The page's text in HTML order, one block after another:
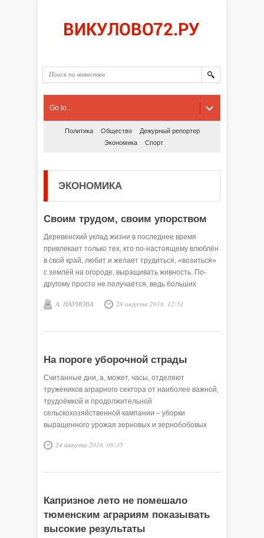
Go to...
Политика Общество
Дежурный репортер
Экономика
Спорт
ЭКОНОМИКА
Своим трудом, своим упорством
Деревенский уклад жизни в последнее время
привлекает только тех, кто по-настоящему влюблён
в свой край, любит и желает трудиться, «возиться»
с землёй на огороде, выращивать живность. По-
другому просто не получается, ведь больших
селениях можно жить хорошо, не хуже горожан,
это, как раз, неоспоримое преимущество сельских
дополнительный доход, а если ещё есть
постоянная работа – то это больший залог успеха.
А. НАУМОВА 28 августа 2018, 12:51
На пороге уборочной страды
Считанные дни, а, может, часы, отделяют
тружеников аграрного сектора от наиболее важной,
трудоёмкой и продолжительной
сельскохозяйственной кампании – уборки
выращенного урожая зерновых и зернобобовых
какие вопросы предстоит им ещё решить в ходе
её корреспондент А. Березин и ведущий
Парыгин.
24 августа 2018, 09:35
Капризное лето не помешало
тюменским аграриям показывать
высокие результаты